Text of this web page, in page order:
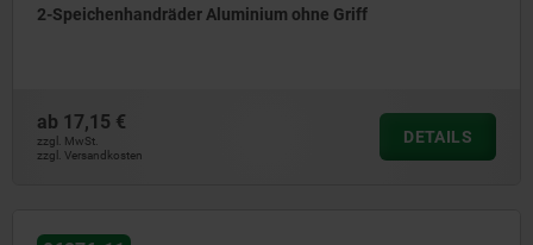
2-Speichenhandräder Aluminium ohne Griff
ab 17,15 €
zzgl. MwSt.
zzgl. Versandkosten
DETAILS